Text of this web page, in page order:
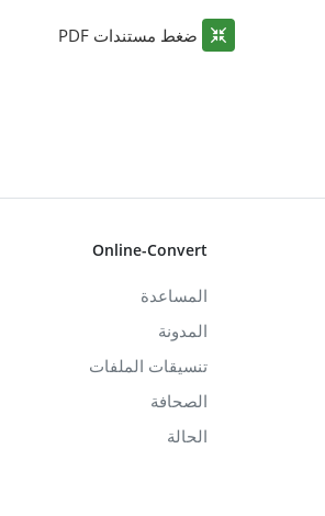
ضغط مستندات PDF
Online-Convert
المساعدة
المدونة
تنسيقات الملفات
الصحافة
الحالة